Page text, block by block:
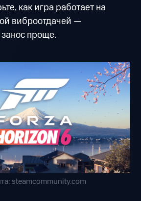
как игра работает на
виброотдачей —
проще.
steamcommunity.com